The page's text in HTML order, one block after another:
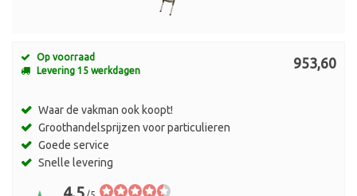
Op voorraad
Levering 15 werkdagen
953,60
Waar de vakman ook koopt!
Groothandelsprijzen voor particulieren
Goede service
Snelle levering
4.5